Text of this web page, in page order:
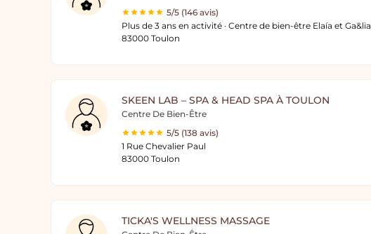
5/5 (146 avis)
Plus de 3 ans en activité · Centre de bien-être Elaía et Ga&lia
83000 Toulon
SKEEN LAB – SPA & HEAD SPA À TOULON
Centre De Bien-Être
5/5 (138 avis)
1 Rue Chevalier Paul
83000 Toulon
TICKA'S WELLNESS MASSAGE